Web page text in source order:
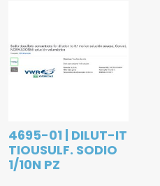
4695-01 | DILUT-IT
TIOUSULF. SODIO
1/10N PZ